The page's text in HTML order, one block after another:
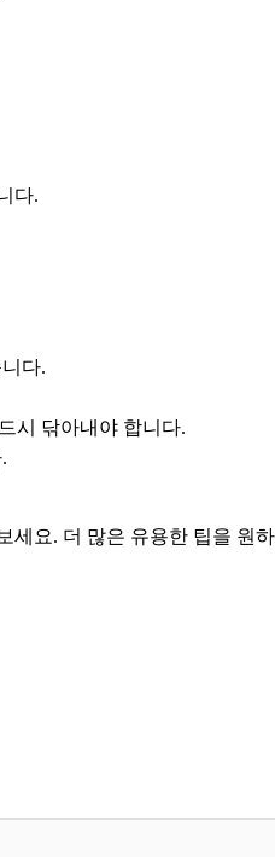
다.
다.
시 닦아내야 합니다.
세요. 더 많은 유용한 팁을 원